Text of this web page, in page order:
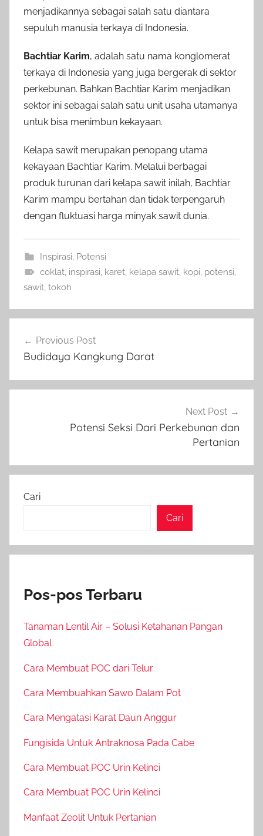
menjadikannya sebagai salah satu diantara
sepuluh manusia terkaya di Indonesia.
Bachtiar Karim, adalah satu nama konglomerat
terkaya di Indonesia yang juga bergerak di sektor
perkebunan. Bahkan Bachtiar Karim menjadikan
sektor ini sebagai salah satu unit usaha utamanya
untuk bisa menimbun kekayaan.
Kelapa sawit merupakan penopang utama
kekayaan Bachtiar Karim. Melalui berbagai
produk turunan dari kelapa sawit inilah, Bachtiar
Karim mampu bertahan dan tidak terpengaruh
dengan fluktuasi harga minyak sawit dunia.
Inspirasi, Potensi
coklat, inspirasi, karet, kelapa sawit, kopi, potensi,
sawit, tokoh
pos
Previous Post
Budidaya Kangkung Darat
Next Post
Potensi Seksi Dari Perkebunan dan
Pertanian
Cari
Cari
Pos-pos Terbaru
Tanaman Lentil Air – Solusi Ketahanan Pangan
Global
Cara Membuat POC dari Telur
Cara Membuahkan Sawo Dalam Pot
Cara Mengatasi Karat Daun Anggur
Fungisida Untuk Antraknosa Pada Cabe
Cara Membuat POC Urin Kelinci
Cara Membuat POC Urin Kelinci
Manfaat Zeolit Untuk Pertanian